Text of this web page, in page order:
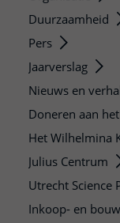
Duurzaamheid
Pers
Jaarverslag
Nieuws en
Doneren aan
Het Wilhelmina
Julius Centrum
Utrecht Science
Inkoop- en